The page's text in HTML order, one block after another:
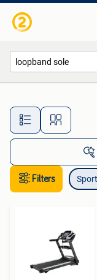
Filters